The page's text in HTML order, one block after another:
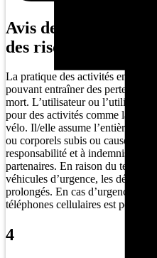
Avis de non-
des risques
La pratique des activités en
pouvant entraîner des pertes
mort. L’utilisateur ou
pour des activités comme la
vélo. Il/elle assume l’entière
ou corporels subis ou causés à
responsabilité et à indemniser
partenaires. En raison du terrain
véhicules d’urgence, les délais
prolongés. En cas d’urgence,
téléphones cellulaires est
4